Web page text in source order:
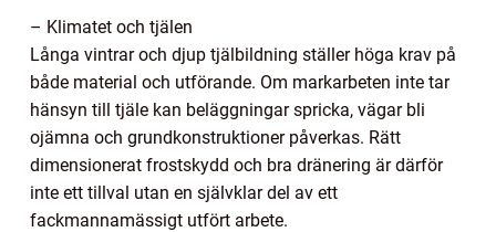
– Klimatet och tjälen
Långa vintrar och djup tjälbildning ställer höga krav på
både material och utförande. Om markarbeten inte tar
hänsyn till tjäle kan beläggningar spricka, vägar bli
ojämna och grundkonstruktioner påverkas. Rätt
dimensionerat frostskydd och bra dränering är därför
inte ett tillval utan en självklar del av ett
fackmannamässigt utfört arbete.